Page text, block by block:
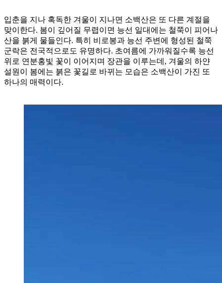
입춘을 지나 혹독한 겨울이 지나면 소백산은 또 다른 계절을
맞이한다. 봄이 깊어질 무렵이면 능선 일대에는 철쭉이 피어나
산을 붉게 물들인다. 특히 비로봉과 능선 주변에 형성된 철쭉
군락은 전국적으로도 유명하다. 초여름에 가까워질수록 능선
위로 연분홍빛 꽃이 이어지며 장관을 이루는데, 겨울의 하얀
설원이 봄에는 붉은 꽃길로 바뀌는 모습은 소백산이 가진 또
하나의 매력이다.